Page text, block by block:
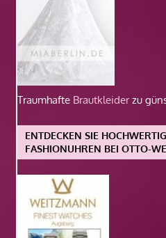
Traumhafte Brautkleiderzu
ENTDECKEN SIE
FASHIONUHREN BEI OTTO-